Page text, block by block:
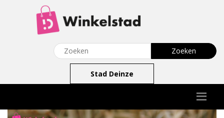
Stad Deinze